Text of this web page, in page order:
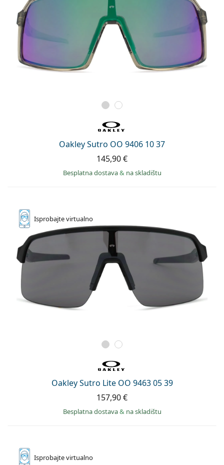
Oakley Sutro OO 9406 10 37
145,90 €
Besplatna dostava& na skladištu
Isprobajtevirtualno
Oakley Sutro Lite OO 9463 05 39
157,90 €
Besplatna dostava& na skladištu
Isprobajtevirtualno